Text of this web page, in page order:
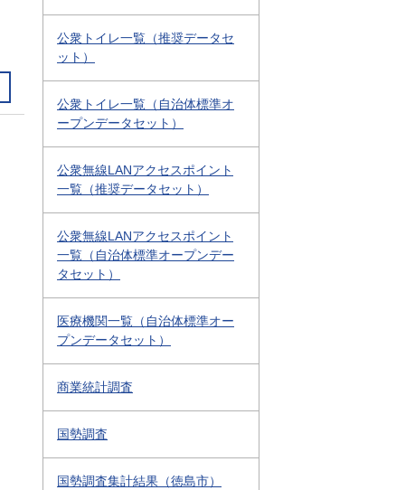
公衆トイレ一覧（推奨データセ
ット）
公衆トイレ一覧（自治体標準オ
ープンデータセット）
公衆無線LANアクセスポイント
一覧（推奨データセット）
公衆無線LANアクセスポイント
一覧（自治体標準オープンデー
タセット）
医療機関一覧（自治体標準オー
プンデータセット）
商業統計調査
国勢調査
国勢調査集計結果（徳島市）